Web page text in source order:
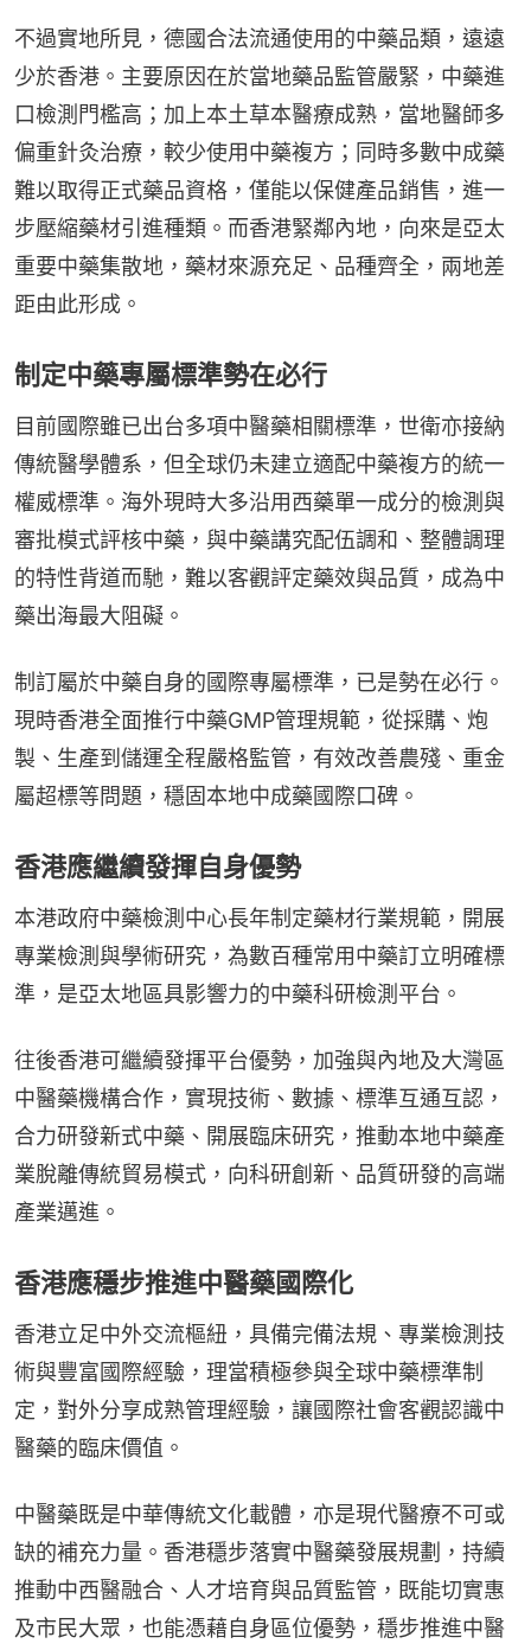
不過實地所見，德國合法流通使用的中藥品類，遠遠
少於香港。主要原因在於當地藥品監管嚴緊，中藥進
口檢測門檻高；加上本土草本醫療成熟，當地醫師多
偏重針灸治療，較少使用中藥複方；同時多數中成藥
難以取得正式藥品資格，僅能以保健產品銷售，進一
步壓縮藥材引進種類。而香港緊鄰內地，向來是亞太
重要中藥集散地，藥材來源充足、品種齊全，兩地差
距由此形成。
制定中藥專屬標準勢在必行
目前國際雖已出台多項中醫藥相關標準，世衛亦接納
傳統醫學體系，但全球仍未建立適配中藥複方的統一
權威標準。海外現時大多沿用西藥單一成分的檢測與
審批模式評核中藥，與中藥講究配伍調和、整體調理
的特性背道而馳，難以客觀評定藥效與品質，成為中
藥出海最大阻礙。
制訂屬於中藥自身的國際專屬標準，已是勢在必行。
現時香港全面推行中藥GMP管理規範，從採購、炮
製、生產到儲運全程嚴格監管，有效改善農殘、重金
屬超標等問題，穩固本地中成藥國際口碑。
香港應繼續發揮自身優勢
本港政府中藥檢測中心長年制定藥材行業規範，開展
專業檢測與學術研究，為數百種常用中藥訂立明確標
準，是亞太地區具影響力的中藥科研檢測平台。
往後香港可繼續發揮平台優勢，加強與內地及大灣區
中醫藥機構合作，實現技術、數據、標準互通互認，
合力研發新式中藥、開展臨床研究，推動本地中藥產
業脫離傳統貿易模式，向科研創新、品質研發的高端
產業邁進。
香港應穩步推進中醫藥國際化
香港立足中外交流樞紐，具備完備法規、專業檢測技
術與豐富國際經驗，理當積極參與全球中藥標準制
定，對外分享成熟管理經驗，讓國際社會客觀認識中
醫藥的臨床價值。
中醫藥既是中華傳統文化載體，亦是現代醫療不可或
缺的補充力量。香港穩步落實中醫藥發展規劃，持續
推動中西醫融合、人才培育與品質監管，既能切實惠
及市民大眾，也能憑藉自身區位優勢，穩步推進中醫